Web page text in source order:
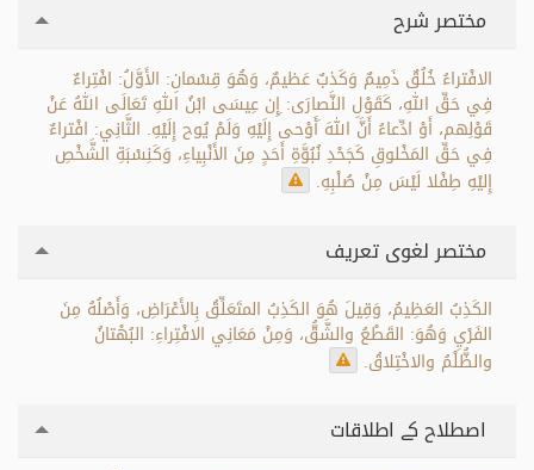
مختصر شرح
الافْتراءُ خُلُقٌ ذَمِيمٌ وَكَذبٌ عَظيمٌ، وَهُوَ قِسْمانِ: الأَوَّلُ: افْتِراءٌ
فِي حَقِّ اللهِ، كَقَوْلِ النَّصارَى: ِإِن عِيسَى ابْنُ اللهِ تَعَالَى اللهُ عَنْ
قَوْلِهم، أَوْ ادِّعاءُ أَنَّ اللهَ َأَوْحى إِلَيْهِ وَلَمْ يُوح إِلَيْهِ. الثَّانِي: افْتراءٌ
فِي حَقِّ المَخْلوقِ كَجَحْدِ نُبُوَّةِ أَحَدٍ مِنَ الأَنْبِياءِ، وَكَنِسْبَةِ الشَّخْصِ
إِليْهِ طِفْلا لَيْسَ مِنْ صُلْبِهِ.
مختصر لغوی تعریف
الكَذِبُ العَظِيمُ، وَقِيلَ هُوَ الكَذِبُ المتَعَلِّقُ بِالأَعْرَاضِ، وَأَصْلُهُ مِنَ
الفَرْيِ وَهُوَ: القَطْعُ والشَّقُّ، وَمِنْ مَعَانِي الافْتِراءِ: البُهْتانُ
والظُّلْمُ والاخْتِلاقُ.
اصطلاح کے اطلاقات